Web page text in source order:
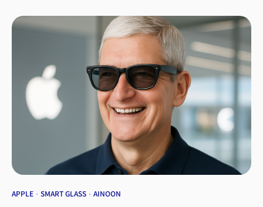
공간컴퓨팅이 하나의 기술 비즈니스 플랫폼으로 묶이며 제조·유통·소비 전
영역의 AI 전환을 한자리에서 보여준 셈이다.같은 시기 열린 코리아 메타버스
페스티벌(KMF 2026) 역시 XR·공간컴퓨팅·디지털트윈·AI가 하나의
흐름으로 연결되고 있음을 보여줬다. 필자는 기조강연에서 "AI는 더 이상
스크린 안에 머무르지 않는다"는 메시지를 전했다. 그 메시지를 가장 생생하게
증명한 것은 강연장이 아니라 전시장 그 자체였다. 층마다 펼쳐진 부스들은
AI가 어떻게 현실의 몸을 입고 있는지를 데이터가 아닌 실물로 보여주고
있었다.🚀 더밀크 멤버 가입하고 주 3~4회 뷰스레터 무료로 받아보기
APPLE SMART GLASS AINOON